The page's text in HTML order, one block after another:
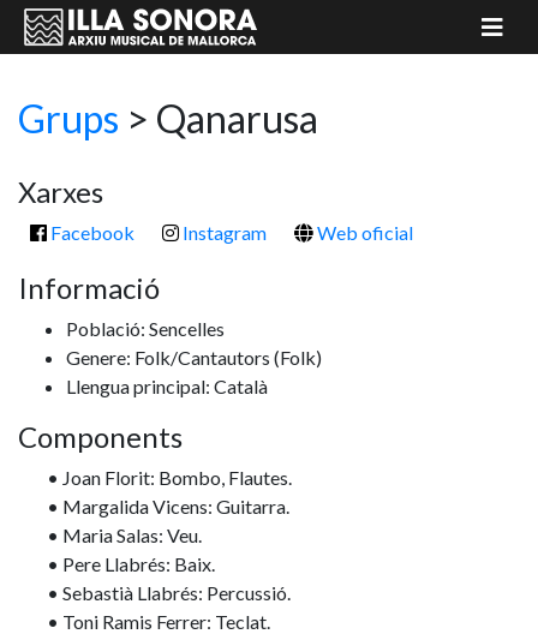
Grups > Qanarusa
Xarxes
Facebook Instagram Web oficial
Informació
Població: Sencelles
Genere: Folk/Cantautors (Folk)
Llengua principal: Català
Components
• Joan Florit: Bombo, Flautes.
• Margalida Vicens: Guitarra.
• Maria Salas: Veu.
• Pere Llabrés: Baix.
• Sebastià Llabrés: Percussió.
• Toni Ramis Ferrer: Teclat.